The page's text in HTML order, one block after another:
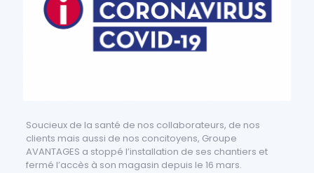
Soucieux de la santé de nos collaborateurs, de nos
clients mais aussi de nos concitoyens, Groupe
AVANTAGES a stoppé l’installation de ses chantiers et
fermé l’accès à son magasin depuis le 16 mars.